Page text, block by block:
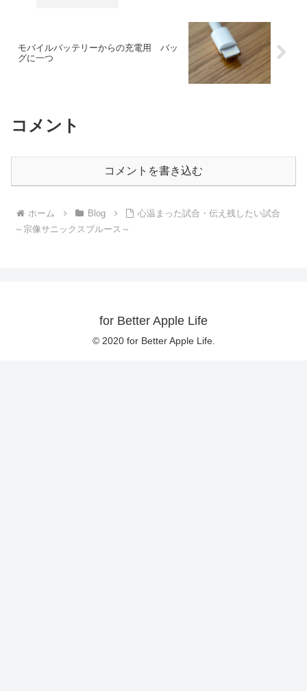
モバイルバッテリーからの充電用 バッ
グに一つ
コメント
コメントを書き込む
ホーム Blog
心温まった試合・伝え残したい試合
～宗像サニックスブルース～
for Better Apple Life
© 2020 for Better Apple Life.